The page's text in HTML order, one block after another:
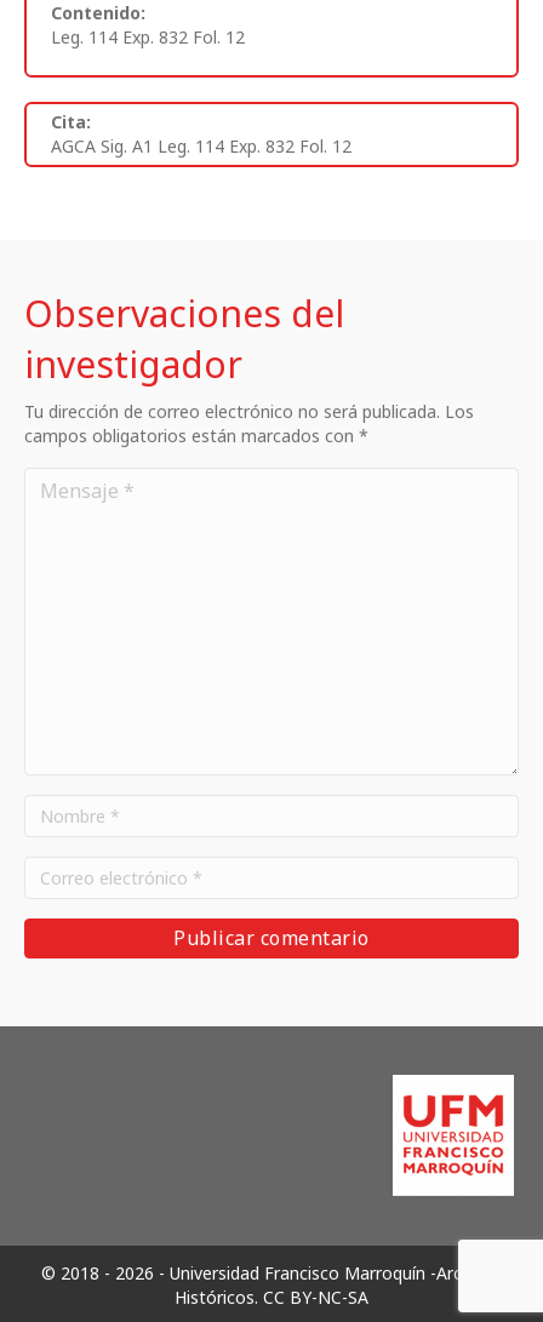
Contenido:
Leg. 114 Exp. 832 Fol. 12
Cita:
AGCA Sig. A1 Leg. 114 Exp. 832 Fol. 12
Observaciones del
investigador
Tu dirección de correo electrónico no será publicada. Los
campos obligatorios están marcados con *
© 2018 - 2026 - Universidad Francisco Marroquín -Archivos
Históricos. CC BY-NC-SA